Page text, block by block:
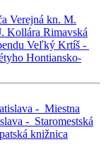
Verejná kn. M.
Kollára Rimavská
Veľký Krtíš -
Hontiansko-
- Miestna
- Staromestská
knižnica